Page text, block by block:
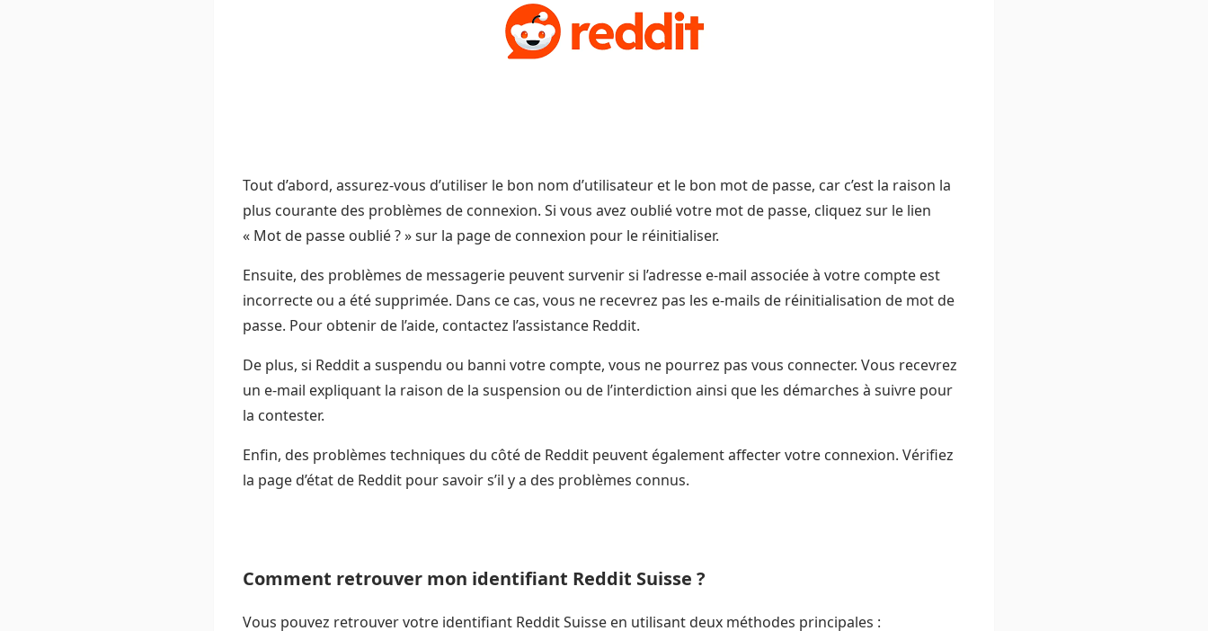
Tout d’abord, assurez-vous d’utiliser le bon nom d’utilisateur et le bon mot de passe, car c’est la raison la
plus courante des problèmes de connexion. Si vous avez oublié votre mot de passe, cliquez sur le lien
« Mot de passe oublié ? » sur la page de connexion pour le réinitialiser.
Ensuite, des problèmes de messagerie peuvent survenir si l’adresse e-mail associée à votre compte est
incorrecte ou a été supprimée. Dans ce cas, vous ne recevrez pas les e-mails de réinitialisation de mot de
passe. Pour obtenir de l’aide, contactez l’assistance Reddit.
De plus, si Reddit a suspendu ou banni votre compte, vous ne pourrez pas vous connecter. Vous recevrez
un e-mail expliquant la raison de la suspension ou de l’interdiction ainsi que les démarches à suivre pour
la contester.
Enfin, des problèmes techniques du côté de Reddit peuvent également affecter votre connexion. Vérifiez
la page d’état de Reddit pour savoir s’il y a des problèmes connus.
Comment retrouver mon identifiant Reddit Suisse ?
Vous pouvez retrouver votre identifiant Reddit Suisse en utilisant deux méthodes principales :